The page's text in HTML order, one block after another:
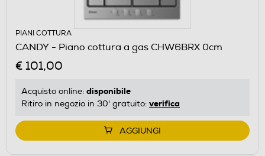
PIANI COTTURA
CANDY - Piano cottura a gas CHW6BRX 0cm
€ 101,00
Acquisto online: disponibile
Ritiro in negozio in 30' gratuito: verifica
AGGIUNGI